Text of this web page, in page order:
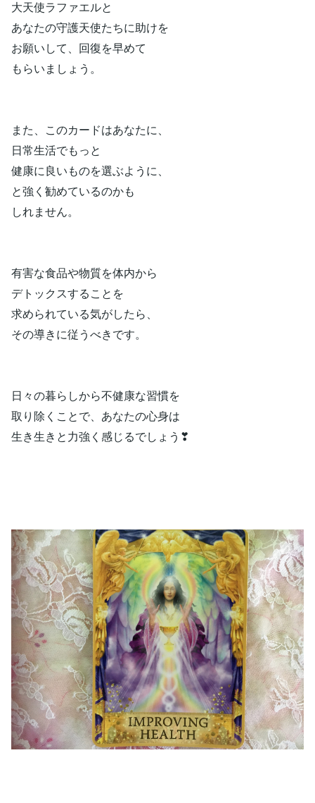
大天使ラファエルと
あなたの守護天使たちに助けを
お願いして、回復を早めて
もらいましょう。
また、このカードはあなたに、
日常生活でもっと
健康に良いものを選ぶように、
と強く勧めているのかも
しれません。
有害な食品や物質を体内から
デトックスすることを
求められている気がしたら、
その導きに従うべきです。
日々の暮らしから不健康な習慣を
取り除くことで、あなたの心身は
生き生きと力強く感じるでしょう❣